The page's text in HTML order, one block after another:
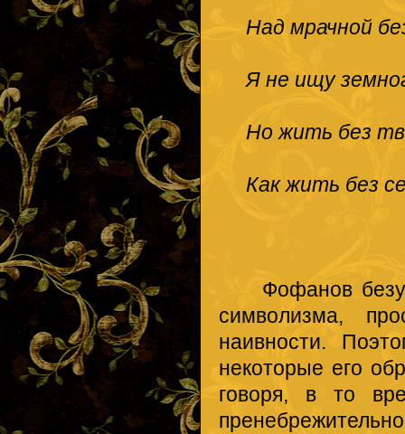
Над мрачной
Я не ищу
Но жить без
Как жить без
Фофанов
символизма,
наивности.
некоторые его
говоря, в то